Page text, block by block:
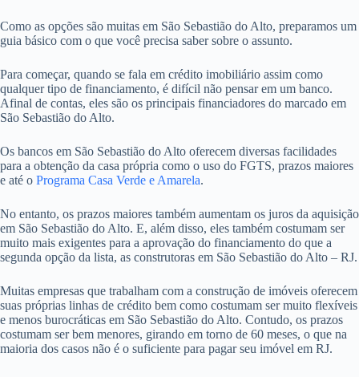
Como as opções são muitas em São Sebastião do Alto, preparamos um
guia básico com o que você precisa saber sobre o assunto.
Para começar, quando se fala em crédito imobiliário assim como
qualquer tipo de financiamento, é difícil não pensar em um banco.
Afinal de contas, eles são os principais financiadores do marcado em
São Sebastião do Alto.
Os bancos em São Sebastião do Alto oferecem diversas facilidades
para a obtenção da casa própria como o uso do FGTS, prazos maiores
e até o Programa Casa Verde e Amarela.
No entanto, os prazos maiores também aumentam os juros da aquisição
em São Sebastião do Alto. E, além disso, eles também costumam ser
muito mais exigentes para a aprovação do financiamento do que a
segunda opção da lista, as construtoras em São Sebastião do Alto – RJ.
Muitas empresas que trabalham com a construção de imóveis oferecem
suas próprias linhas de crédito bem como costumam ser muito flexíveis
e menos burocráticas em São Sebastião do Alto. Contudo, os prazos
costumam ser bem menores, girando em torno de 60 meses, o que na
maioria dos casos não é o suficiente para pagar seu imóvel em RJ.